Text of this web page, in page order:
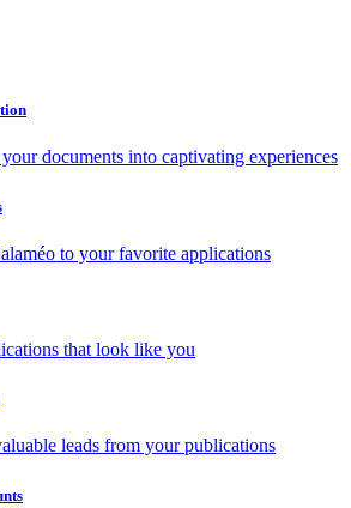
documents into captivating experiences
to your favorite applications
that look like you
leads from your publications